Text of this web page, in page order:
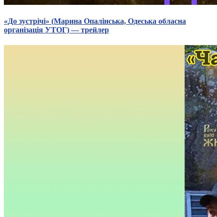
«До зустрічі» (Марина Опалінська, Одеська обласна
організація УТОГ) — трейлер